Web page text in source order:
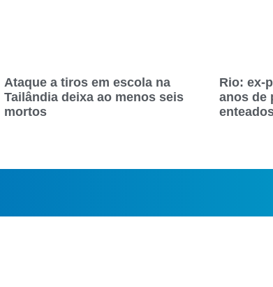
Ataque a tiros em escola na
Tailândia deixa ao menos seis
mortos
Rio: ex-
anos de